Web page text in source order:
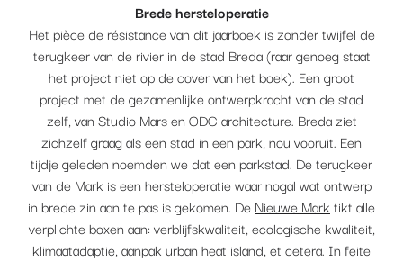
Brede hersteloperatie
Het pièce de résistance van dit jaarboek is zonder twijfel de
terugkeer van de rivier in de stad Breda (raar genoeg staat
het project niet op de cover van het boek). Een groot
project met de gezamenlijke ontwerpkracht van de stad
zelf, van Studio Mars en ODC architecture. Breda ziet
zichzelf graag als een stad in een park, nou vooruit. Een
tijdje geleden noemden we dat een parkstad. De terugkeer
van de Mark is een hersteloperatie waar nogal wat ontwerp
in brede zin aan te pas is gekomen. De Nieuwe Mark tikt alle
verplichte boxen aan: verblijfskwaliteit, ecologische kwaliteit,
klimaatadaptie, aanpak urban heat island, et cetera. In feite